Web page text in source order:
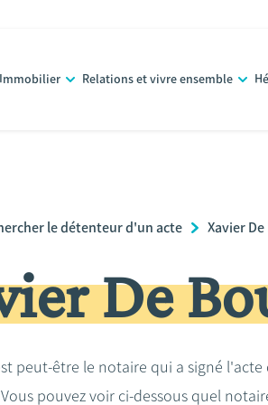
Immobilier Relations et vivre ensemble
le détenteur d'un acte Xavier
De
peut-être le notaire qui a signé l'acte
pouvez voir ci-dessous quel